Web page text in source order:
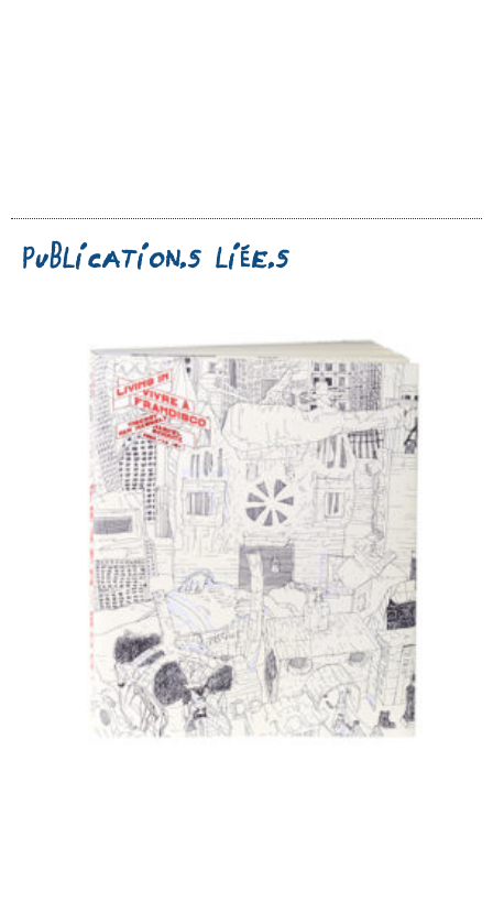
Publication.s liée.s